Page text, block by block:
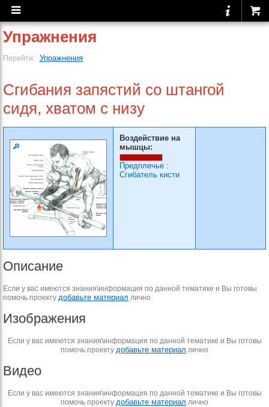
Упражнения
Перейти: Упражнения
Сгибания запястий со штангой
сидя, хватом с низу
Воздействие на
мышцы:
Предплечье :
Сгибатель кисти
Описание
Если у вас имеются знания\информация по данной тематике и Вы готовы
помочь проекту добавьте материал лично
Изображения
Если у вас имеются знания\информация по данной тематике и Вы готовы
помочь проекту добавьте материал лично
Видео
Если у вас имеются знания\информация по данной тематике и Вы готовы
помочь проекту добавьте материал лично